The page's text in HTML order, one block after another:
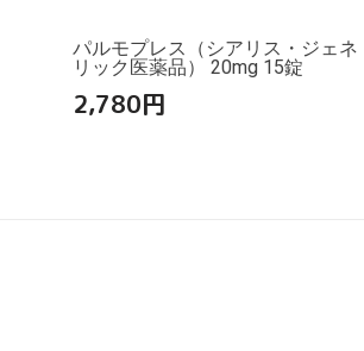
パルモプレス（シアリス・ジェネ
リック医薬品） 20mg 15錠
2,780円